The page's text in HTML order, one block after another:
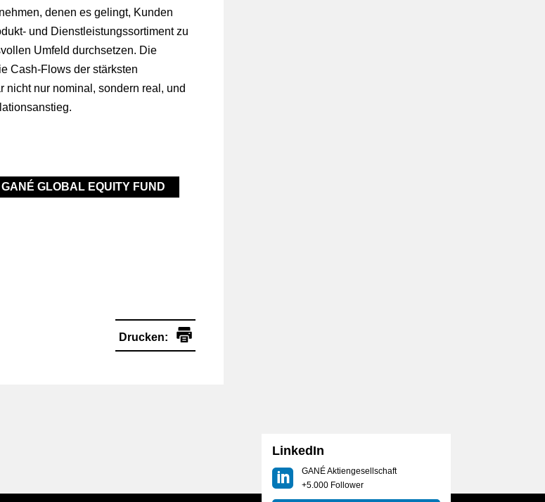
denen es gelingt, Kunden
und Dienstleistungssortiment zu
Umfeld durchsetzen. Die
Cash-Flows der stärksten
nicht nur nominal, sondern real, und
GANÉ GLOBAL EQUITY FUND
Drucken:
LinkedIn
GANÉ Aktiengesellschaft
+5.000 Follower